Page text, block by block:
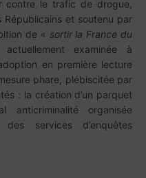
le trafic de drogue,
et soutenu par
de « sortir la France du
examinée à
en première lecture
phare, plébiscitée par
: la création d’un parquet
anticriminalité organisée
services d’enquêtes